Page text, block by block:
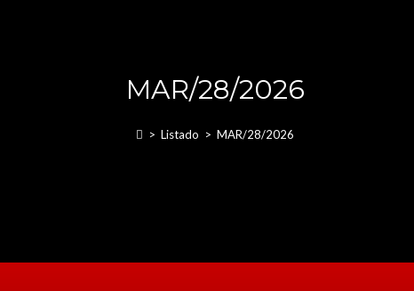
MAR/28/2026
> Listado > MAR/28/2026